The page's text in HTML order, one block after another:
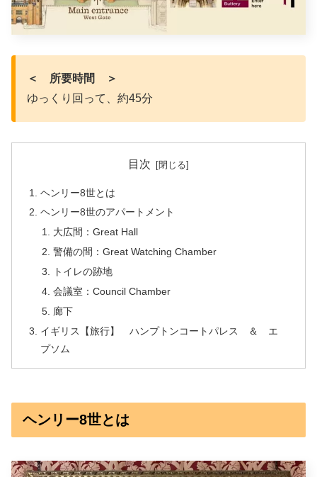
＜ 所要時間 ＞
ゆっくり回って、約45分
目次
ヘンリー8世とは
ヘンリー8世のアパートメント
大広間：Great Hall
警備の間：Great Watching Chamber
トイレの跡地
会議室：Council Chamber
廊下
イギリス【旅行】 ハンプトンコートパレス ＆ エ
プソム
ヘンリー8世とは